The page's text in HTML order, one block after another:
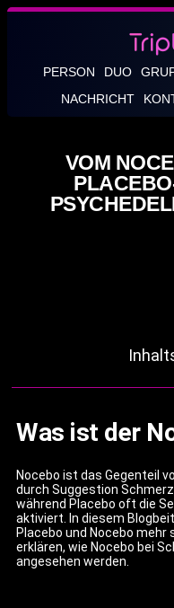
PERSON DUO
NACHRICHT
VOM
Was ist der
Nocebo ist das Gegenteil
durch Suggestion
während Placebo oft die
aktiviert. In diesem
Placebo und Nocebo mehr
erklären, wie Nocebo bei
angesehen werden.